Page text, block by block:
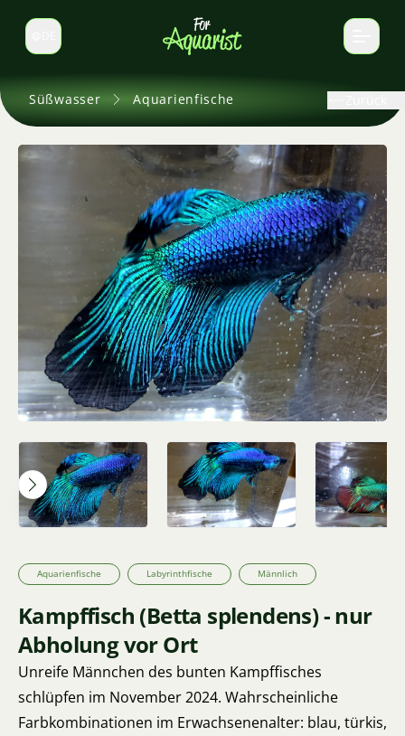
Sprache wechseln
Süßwasser Aquarienfische
Aquarienfische Labyrinthfische Männlich
Kampffisch (Betta splendens) - nur
Abholung vor Ort
Unreife Männchen des bunten Kampffisches
schlüpfen im November 2024. Wahrscheinliche
Farbkombinationen im Erwachsenenalter: blau, türkis,